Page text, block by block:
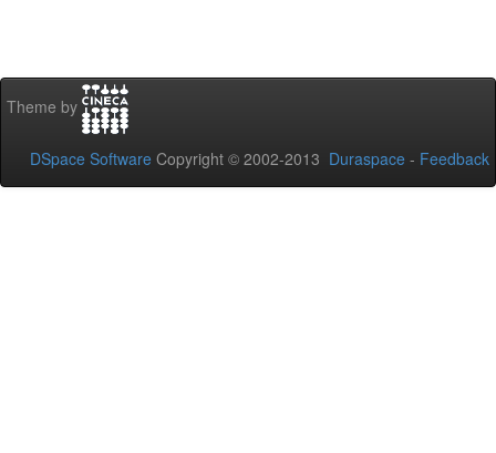
Theme by
DSpace Software Copyright © 2002-2013 Duraspace - Feedback